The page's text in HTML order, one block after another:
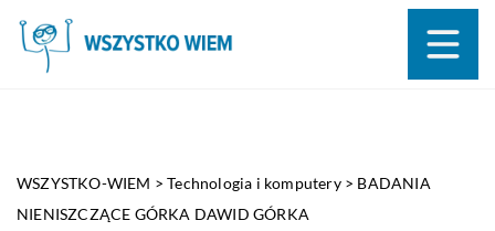
WSZYSTKO-WIEM >Technologia i komputery> BADANIA
NIENISZCZĄCE GÓRKA DAWID GÓRKA